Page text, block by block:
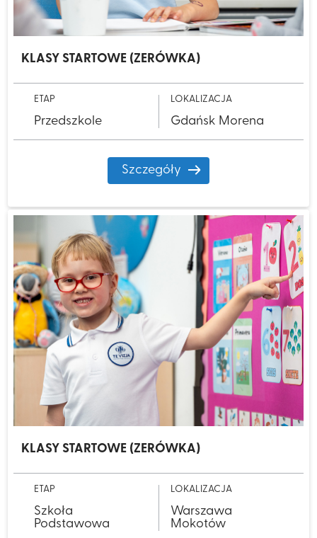
KLASY STARTOWE (ZERÓWKA)
ETAP
Przedszkole
LOKALIZACJA
Gdańsk Morena
Szczegóły
KLASY STARTOWE (ZERÓWKA)
ETAP
Szkoła
Podstawowa
LOKALIZACJA
Warszawa
Mokotów